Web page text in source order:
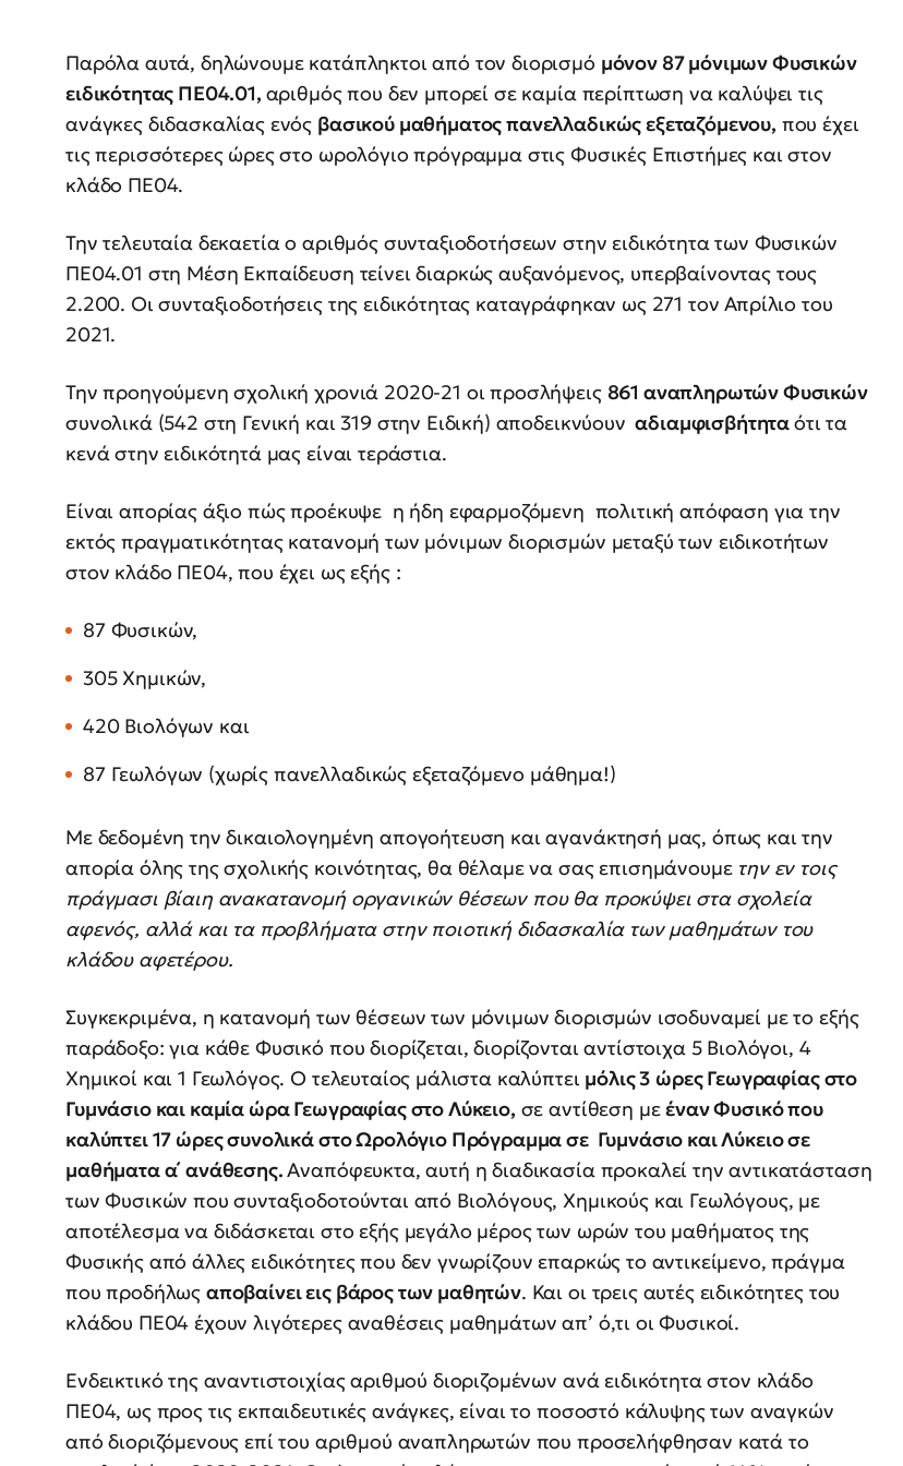
Παρόλα αυτά, δηλώνουμε κατάπληκτοι από τον διορισμό μόνον 87 μόνιμων Φυσικών
ειδικότητας ΠΕ04.01, αριθμός που δεν μπορεί σε καμία περίπτωση να καλύψει τις
ανάγκες διδασκαλίας ενός βασικού μαθήματος πανελλαδικώς εξεταζόμενου, που έχει
τις περισσότερες ώρες στο ωρολόγιο πρόγραμμα στις Φυσικές Επιστήμες και στον
κλάδο ΠΕ04.
Την τελευταία δεκαετία ο αριθμός συνταξιοδοτήσεων στην ειδικότητα των Φυσικών
ΠΕ04.01 στη Μέση Εκπαίδευση τείνει διαρκώς αυξανόμενος, υπερβαίνοντας τους
2.200. Οι συνταξιοδοτήσεις της ειδικότητας καταγράφηκαν ως 271 τον Απρίλιο του
2021.
Την προηγούμενη σχολική χρονιά 2020-21 οι προσλήψεις 861 αναπληρωτών Φυσικών
συνολικά (542 στη Γενική και 319 στην Ειδική) αποδεικνύουν αδιαμφισβήτηταότι τα
κενά στην ειδικότητά μας είναι τεράστια.
Είναι απορίας άξιο πώς προέκυψε η ήδη εφαρμοζόμενη πολιτική απόφαση για την
εκτός πραγματικότητας κατανομή των μόνιμων διορισμών μεταξύ των ειδικοτήτων
στον κλάδο ΠΕ04, που έχει ως εξής :
87 Φυσικών,
305 Χημικών,
420 Βιολόγων και
87 Γεωλόγων (χωρίς πανελλαδικώς εξεταζόμενο μάθημα!)
Με δεδομένη την δικαιολογημένη απογοήτευση και αγανάκτησή μας, όπως και την
απορία όλης της σχολικής κοινότητας, θα θέλαμε να σας επισημάνουμε την εν τοις
πράγμασι βίαιη ανακατανομή οργανικών θέσεων που θα προκύψει στα σχολεία
αφενός, αλλά και τα προβλήματα στην ποιοτική διδασκαλία των μαθημάτων του
κλάδου αφετέρου.
Συγκεκριμένα, η κατανομή των θέσεων των μόνιμων διορισμών ισοδυναμεί με το εξής
παράδοξο: για κάθε Φυσικό που διορίζεται, διορίζονται αντίστοιχα 5 Βιολόγοι, 4
Χημικοί και 1 Γεωλόγος. Ο τελευταίος μάλιστα καλύπτει μόλις 3 ώρες Γεωγραφίας στο
Γυμνάσιο και καμία ώρα Γεωγραφίας στο Λύκειο, σε αντίθεση μεέναν Φυσικό που
καλύπτει 17 ώρες συνολικά στο Ωρολόγιο Πρόγραμμα σε Γυμνάσιο και Λύκειο σε
μαθήματα α΄ ανάθεσης.Αναπόφευκτα, αυτή η διαδικασία προκαλεί την αντικατάσταση
των Φυσικών που συνταξιοδοτούνται από Βιολόγους, Χημικούς και Γεωλόγους, με
αποτέλεσμα να διδάσκεται στο εξής μεγάλο μέρος των ωρών του μαθήματος της
Φυσικής από άλλες ειδικότητες που δεν γνωρίζουν επαρκώς το αντικείμενο, πράγμα
που προδήλως αποβαίνει εις βάρος των μαθητών. Και οι τρεις αυτές ειδικότητες του
κλάδου ΠΕ04 έχουν λιγότερες αναθέσεις μαθημάτων απ’ ό,τι οι Φυσικοί.
Ενδεικτικό της αναντιστοιχίας αριθμού διοριζομένων ανά ειδικότητα στον κλάδο
ΠΕ04, ως προς τις εκπαιδευτικές ανάγκες, είναι το ποσοστό κάλυψης των αναγκών
από διοριζόμενους επί του αριθμού αναπληρωτών που προσελήφθησαν κατά το